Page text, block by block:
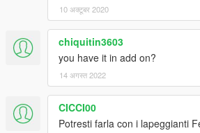
10 अक्टूबर 2020
chiquitin3603
you have it in add on?
14 अगस्त 2022
CICCI00
Potresti farla con i lapeggianti